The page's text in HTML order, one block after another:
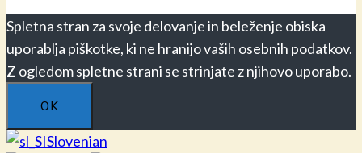
izberete
na
strani
izdelka
Spletna stran za svoje delovanje in beleženje obiska
uporablja piškotke, ki ne hranijo vaših osebnih podatkov.
Z ogledom spletne strani se strinjate z njihovo uporabo.
OK
Slovenian